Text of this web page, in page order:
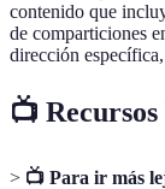
contenido que
de comparticiones
dirección
📺
> 📺 Para ir más